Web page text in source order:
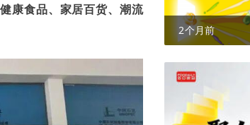
康食品、家居百货、潮流
2个月前